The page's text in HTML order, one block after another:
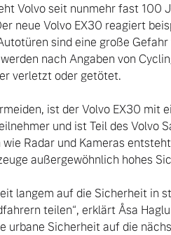
Volvo seit nunmehr fast 100
neue Volvo EX30 reagiert
sind eine große
nach Angaben von
verletzt oder getötet.
ist der Volvo EX30
und ist Teil des Volvo
Radar und Kameras
außergewöhnlich hohes
langem auf die Sicherheit in
teilen“, erklärt Åsa
urbane Sicherheit auf die